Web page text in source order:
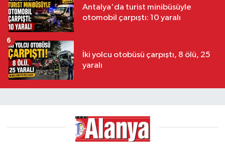
Antalya'da turist minibüsüyle
otomobil çarpıştı: 10 yaralı
İki yolcu otobüsü çarpıştı, 8 ölü, 25
yaralı
6